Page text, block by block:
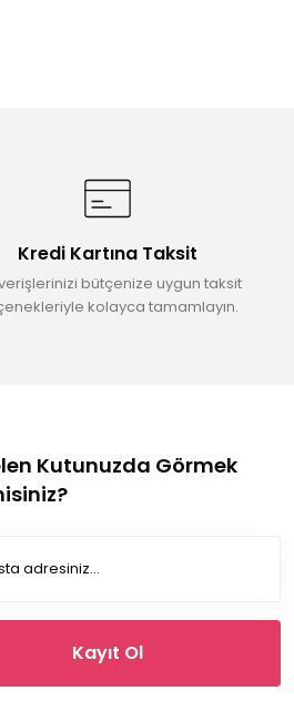
Kredi Kartına Taksit
bütçenize uygun taksit
kolayca tamamlayın.
Kutunuzda Görmek
Kayıt Ol